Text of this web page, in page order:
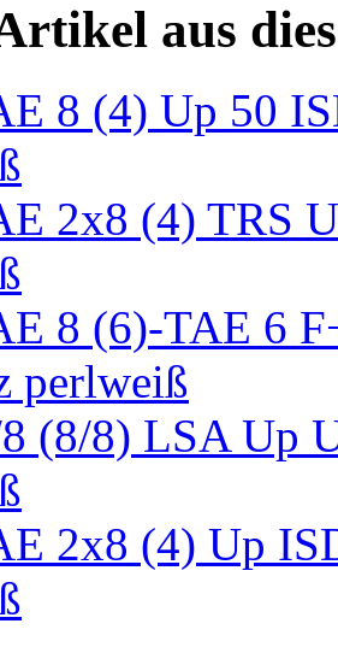
aus
8 (4) Up 50
2x8 (4) TRS
8 (6)-TAE 6
perlweiß
(8/8) LSA Up
2x8 (4) Up